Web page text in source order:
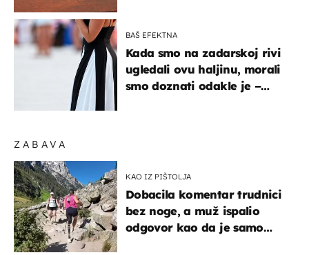
ZABAVA
KAO IZ PIŠTOLJA
Dobacila komentar trudnici
bez noge, a muž ispalio
odgovor kao da je samo
BAŠ EFEKTNA
Kada smo na zadarskoj rivi
ugledali ovu haljinu, morali
smo doznati odakle je –